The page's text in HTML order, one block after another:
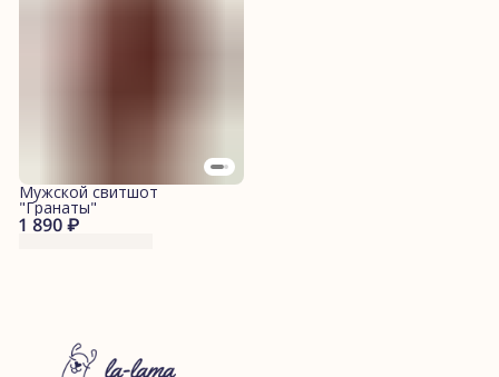
1 890 ₽
Мужской свитшот
"Гранаты"